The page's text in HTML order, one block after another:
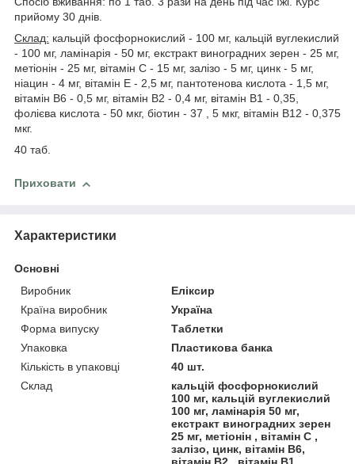
прийому 30 днів.
Склад: кальцій фосфорнокислий - 100 мг, кальцій вуглекислий
- 100 мг, ламінарія - 50 мг, екстракт виноградних зерен - 25 мг,
метіонін - 25 мг, вітамін С - 15 мг, залізо - 5 мг, цинк - 5 мг,
ніацин - 4 мг, вітамін Е - 2,5 мг, пантотенова кислота - 1,5 мг,
вітамін В6 - 0,5 мг, вітамін В2 - 0,4 мг, вітамін В1 - 0,35,
фолієва кислота - 50 мкг, біотин - 37 , 5 мкг, вітамін В12 - 0,375
мкг.
40 таб.
Приховати
Характеристики
Основні
Виробник
Еліксир
Країна виробник
Україна
Форма випуску
Таблетки
Упаковка
Пластикова банка
Кількість в упаковці
40 шт.
Склад
кальцій фосфорнокислий
100 мг, кальцій вуглекислий
100 мг, ламінарія 50 мг,
екстракт виноградних зерен
25 мг, метіонін , вітамін С ,
залізо, цинк, вітамін В6,
вітамін В2 , вітамін В1,